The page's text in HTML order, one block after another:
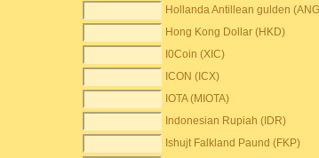
Hollanda Antillean gulden
Hong Kong Dollar (HKD)
I0Coin (XIC)
ICON (ICX)
IOTA (MIOTA)
Indonesian Rupiah (IDR)
Ishujt Falkland Paund (FKP)